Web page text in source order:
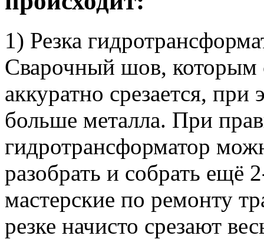
1) Резка
Сварочный шов, которым
аккуратно срезается,
больше металла. При
гидротрансформатор
разобрать и собрать ещё
мастерские по ремонту
резке начисто срезают